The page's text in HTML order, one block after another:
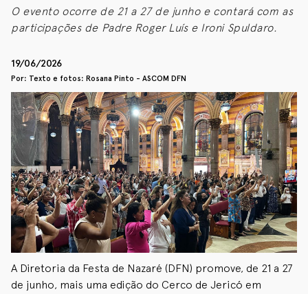
O evento ocorre de 21 a 27 de junho e contará com as
participações de Padre Roger Luís e Ironi Spuldaro.
19/06/2026
Por: Texto e fotos: Rosana Pinto - ASCOM DFN
A Diretoria da Festa de Nazaré (DFN) promove, de 21 a 27
de junho, mais uma edição do Cerco de Jericó em